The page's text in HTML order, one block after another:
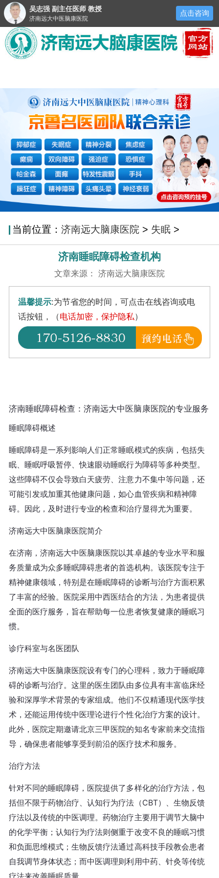
当前位置：济南远大脑康医院 > 失眠 >
济南睡眠障碍检查机构
文章来源： 济南远大脑康医院
温馨提示:为节省您的时间，可点击在线咨询或电
话按钮，（电话加密，保护隐私）
济南睡眠障碍检查：济南远大中医脑康医院的专业服务
睡眠障碍概述
睡眠障碍是一系列影响人们正常睡眠模式的疾病，包括失
眠、睡眠呼吸暂停、快速眼动睡眠行为障碍等多种类型。
这些障碍不仅会导致白天疲劳、注意力不集中等问题，还
可能引发或加重其他健康问题，如心血管疾病和精神障
碍。因此，及时进行专业的检查和治疗显得尤为重要。
济南远大中医脑康医院简介
在济南，济南远大中医脑康医院以其卓越的专业水平和服
务质量成为众多睡眠障碍患者的首选机构。该医院专注于
精神健康领域，特别是在睡眠障碍的诊断与治疗方面积累
了丰富的经验。医院采用中西医结合的方法，为患者提供
全面的医疗服务，旨在帮助每一位患者恢复健康的睡眠习
惯。
诊疗科室与名医团队
济南远大中医脑康医院设有专门的心理科，致力于睡眠障
碍的诊断与治疗。这里的医生团队由多位具有丰富临床经
验和深厚学术背景的专家组成。他们不仅精通现代医学技
术，还能运用传统中医理论进行个性化治疗方案的设计。
此外，医院定期邀请北京三甲医院的知名专家前来交流指
导，确保患者能够享受到前沿的医疗技术和服务。
治疗方法
针对不同的睡眠障碍，医院提供了多样化的治疗方法，包
括但不限于药物治疗、认知行为疗法（CBT）、生物反馈
疗法以及传统的中医调理。药物治疗主要用于调节大脑中
的化学平衡；认知行为疗法则侧重于改变不良的睡眠习惯
和负面思维模式；生物反馈疗法通过高科技手段教会患者
自我调节身体状态；而中医调理则利用中药、针灸等传统
吴志强 副主任医师 教授
济南远大中医脑康医院
点击咨询